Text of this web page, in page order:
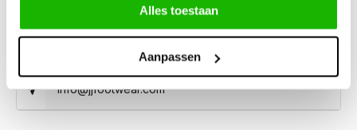
Alles toestaan
Aanpassen
besuchszeiten
info@jjfootwear.com